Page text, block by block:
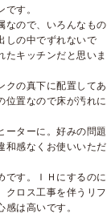
す。
なので、いろんなもの
しの中でずれないで
キッチンだと思いま
クの真下に配置してあ
位置なので床が汚れに
ーターに。好みの問題
和感なくお使いいただ
です。ＩＨにするのに
クロス工事を伴うリフ
は高いです。